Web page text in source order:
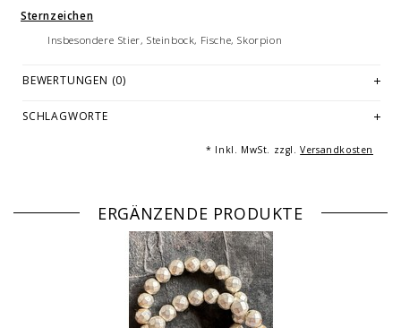
Sternzeichen
Insbesondere Stier, Steinbock, Fische, Skorpion
aufgrund des Silikonbandes flexibel und dehnbar.
an Ihrem Armband haben.
Die Farbeinstellungen an Ihrem persönlichen Endgerät können dazu
Bilddarstellung: beispielhafte Aufnahme eines Armbandes von 18/21
cm Länge. Je nach Größe variieren die Anzahl und Anordnung der
Einzelelmente des Armbandes. Mehrfachabbildungen & Darstellungen
von Kombinationen dienen der Vermarktung und sind nicht
(c) Fotografie: Andreas Saxton, Essen
BEWERTUNGEN (0)
SCHLAGWORTE
* Inkl. MwSt. zzgl.Versandkosten
ERGÄNZENDE PRODUKTE